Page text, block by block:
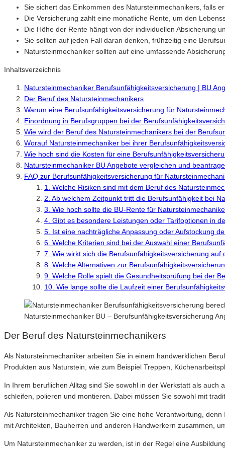
Sie sichert das Einkommen des Natursteinmechanikers, falls
Die Versicherung zahlt eine monatliche Rente, um den
Die Höhe der Rente hängt von der individuellen Absicherung
Sie sollten auf jeden Fall daran denken, frühzeitig eine
Natursteinmechaniker sollten auf eine umfassende
Inhaltsverzeichnis
Natursteinmechaniker Berufsunfähigkeitsversicherung | BU
Der Beruf des Natursteinmechanikers
Warum eine Berufsunfähigkeitsversicherung für
Einordnung in Berufsgruppen bei der
Wie wird der Beruf des Natursteinmechanikers bei der
Worauf Natursteinmechaniker bei ihrer
Wie hoch sind die Kosten für eine
Natursteinmechaniker BU Angebote vergleichen und
FAQ zur Berufsunfähigkeitsversicherung für
1. Welche Risiken sind mit dem Beruf des
2. Ab welchem Zeitpunkt tritt die Berufsunfähigkeit bei
3. Wie hoch sollte die BU-Rente für
4. Gibt es besondere Leistungen oder Tarifoptionen in
5. Ist eine nachträgliche Anpassung oder Aufstockung
6. Welche Kriterien sind bei der Auswahl einer
7. Wie wirkt sich die Berufsunfähigkeitsversicherung
8. Welche Alternativen zur
9. Welche Rolle spielt die Gesundheitsprüfung bei der
10. Wie lange sollte die Laufzeit einer
Natursteinmechaniker BU – Berufsunfähigkeitsversicherung
Der Beruf des Natursteinmechanikers
Als Natursteinmechaniker arbeiten Sie in einem handwerklichen
Produkten aus Naturstein, wie zum Beispiel Treppen,
In Ihrem beruflichen Alltag sind Sie sowohl in der Werkstatt als
schleifen, polieren und montieren. Dabei müssen Sie sowohl mit
Als Natursteinmechaniker tragen Sie eine hohe Verantwortung,
mit Architekten, Bauherren und anderen Handwerkern zusammen,
Um Natursteinmechaniker zu werden, ist in der Regel eine